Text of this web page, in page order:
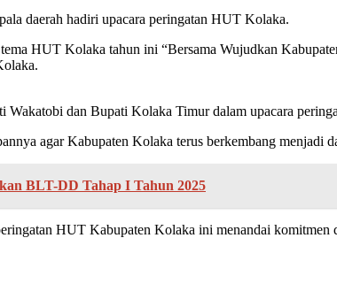
daerah hadiri upacara peringatan HUT Kolaka.
HUT Kolaka tahun ini “Bersama Wujudkan
Wakatobi dan Bupati Kolaka Timur dalam upacara
agar Kabupaten Kolaka terus berkembang menjadi
BLT-DD Tahap I Tahun 2025
HUT Kabupaten Kolaka ini menandai komitmen